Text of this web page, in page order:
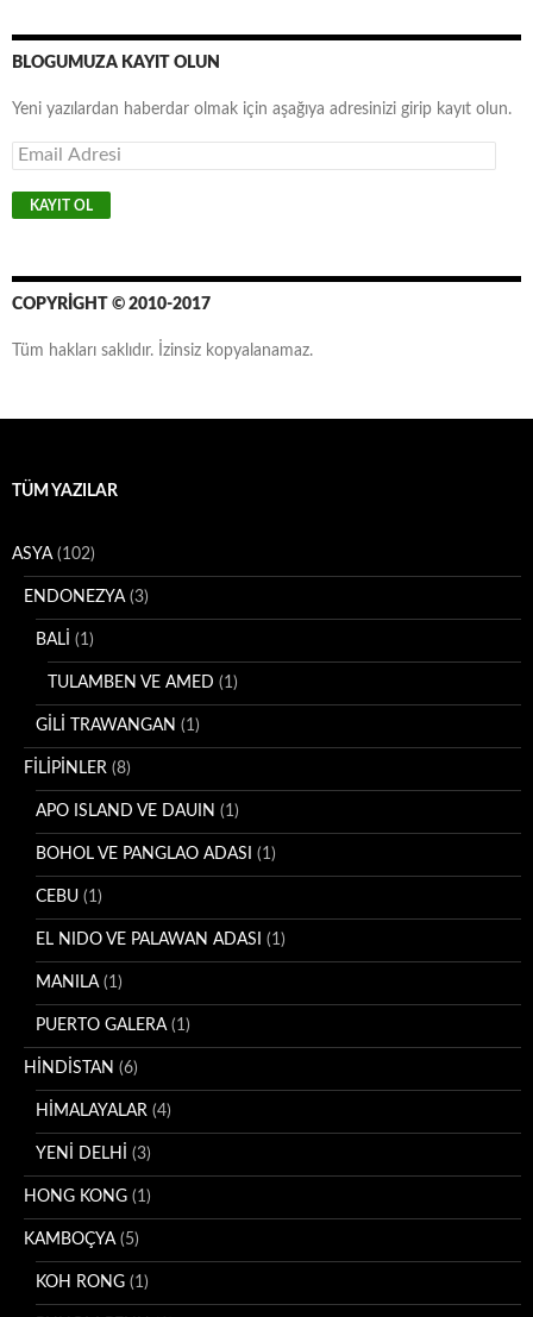
BLOGUMUZA KAYIT OLUN
Yeni yazılardan haberdar olmak için aşağıya adresinizi girip kayıt olun.
E
m
a
i
d
r
s
COPYRIGHT © 2010-2017
Tüm hakları saklıdır. İzinsiz kopyalanamaz.
TÜM YAZILAR
ASYA(102)
ENDONEZYA(3)
BALİ (1)
TULAMBEN VE AMED (1)
GİLİ TRAWANGAN (1)
FİLİPİNLER (8)
APO ISLAND VE DAUIN (1)
BOHOL VE PANGLAO ADASI (1)
CEBU (1)
EL NIDO VE PALAWAN ADASI (1)
MANILA(1)
PUERTO GALERA(1)
HİNDİSTAN (6)
HİMALAYALAR (4)
YENİ DELHİ (3)
HONG KONG (1)
KAMBOÇYA(5)
KOH RONG (1)